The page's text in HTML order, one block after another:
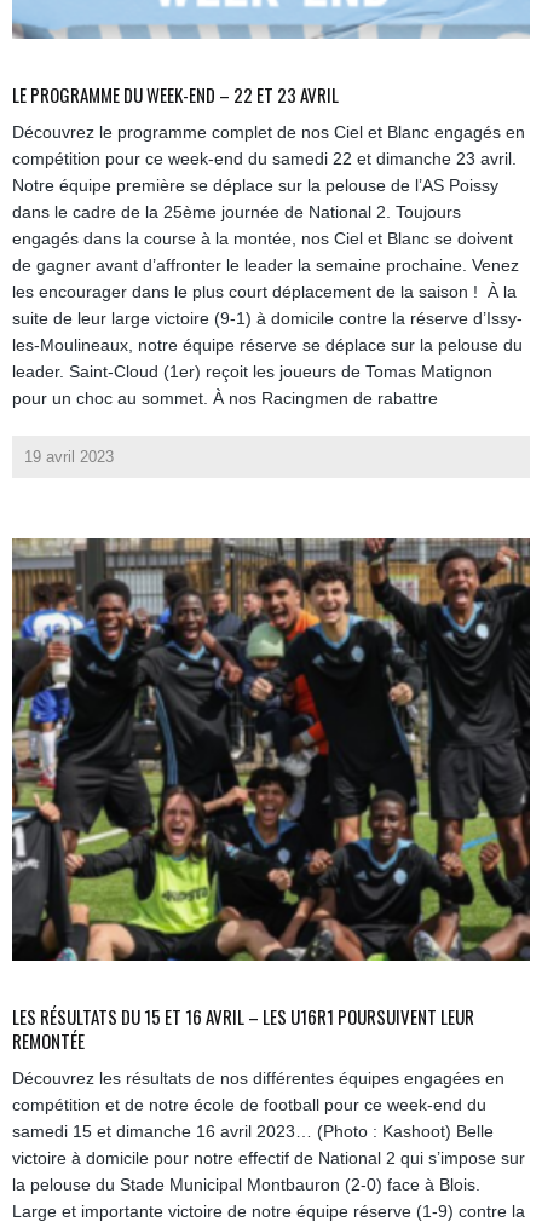
LE PROGRAMME DU WEEK-END – 22 ET 23 AVRIL
Découvrez le programme complet de nos Ciel et Blanc engagés en
compétition pour ce week-end du samedi 22 et dimanche 23 avril.
Notre équipe première se déplace sur la pelouse de l’AS Poissy
dans le cadre de la 25ème journée de National 2. Toujours
engagés dans la course à la montée, nos Ciel et Blanc se doivent
de gagner avant d’affronter le leader la semaine prochaine. Venez
les encourager dans le plus court déplacement de la saison ! À la
suite de leur large victoire (9-1) à domicile contre la réserve d’Issy-
les-Moulineaux, notre équipe réserve se déplace sur la pelouse du
leader. Saint-Cloud (1er) reçoit les joueurs de Tomas Matignon
pour un choc au sommet. À nos Racingmen de rabattre
19 avril 2023
LES RÉSULTATS DU 15 ET 16 AVRIL – LES U16R1 POURSUIVENT LEUR
REMONTÉE
Découvrez les résultats de nos différentes équipes engagées en
compétition et de notre école de football pour ce week-end du
samedi 15 et dimanche 16 avril 2023… (Photo : Kashoot) Belle
victoire à domicile pour notre effectif de National 2 qui s’impose sur
la pelouse du Stade Municipal Montbauron (2-0) face à Blois.
Large et importante victoire de notre équipe réserve (1-9) contre la